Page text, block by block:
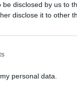
disclosed by us to
disclose it to other
personal data.Demokrati